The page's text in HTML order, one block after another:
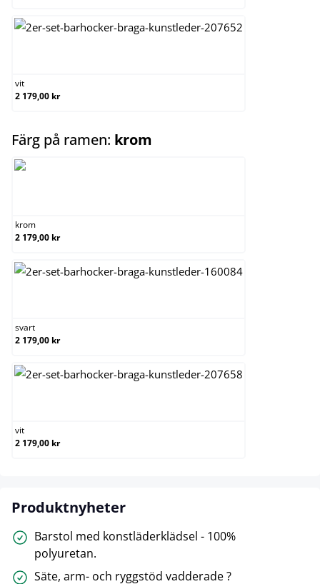
vit
2 179,00 kr
Färg på ramen: krom
krom
2 179,00 kr
svart
2 179,00 kr
vit
2 179,00 kr
Produktnyheter
Barstol med konstläderklädsel - 100%
polyuretan.
Säte, arm- och ryggstöd vadderade ?